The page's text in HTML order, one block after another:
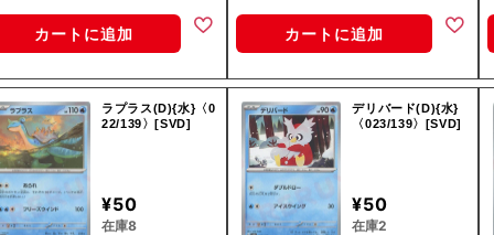
カートに追加 カートに追加
ラプラス(D){水}〈0
22/139〉[SVD]
¥50
在庫8
デリバード(D){水}
〈023/139〉[SVD]
¥50
在庫2